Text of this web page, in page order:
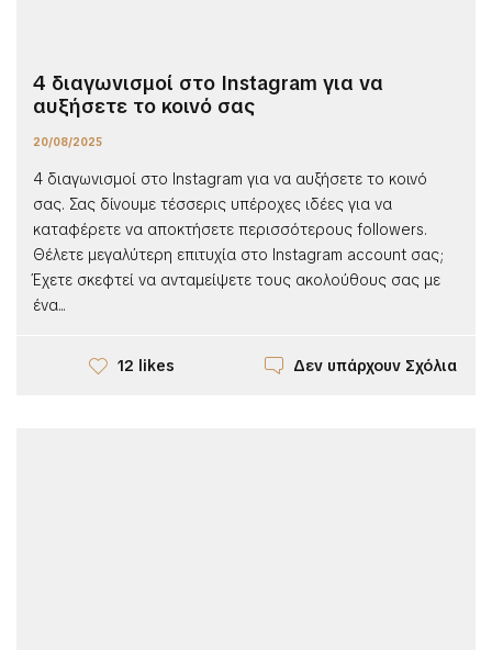
4 διαγωνισμοί στο Instagram για να
αυξήσετε το κοινό σας
20/08/2025
4 διαγωνισμοί στο Instagram για να αυξήσετε το κοινό
σας. Σας δίνουμε τέσσερις υπέροχες ιδέες για να
καταφέρετε να αποκτήσετε περισσότερους followers.
Θέλετε μεγαλύτερη επιτυχία στο Instagram account σας;
Έχετε σκεφτεί να ανταμείψετε τους ακολούθους σας με
ένα...
12 likes Δεν υπάρχουν Σχόλια